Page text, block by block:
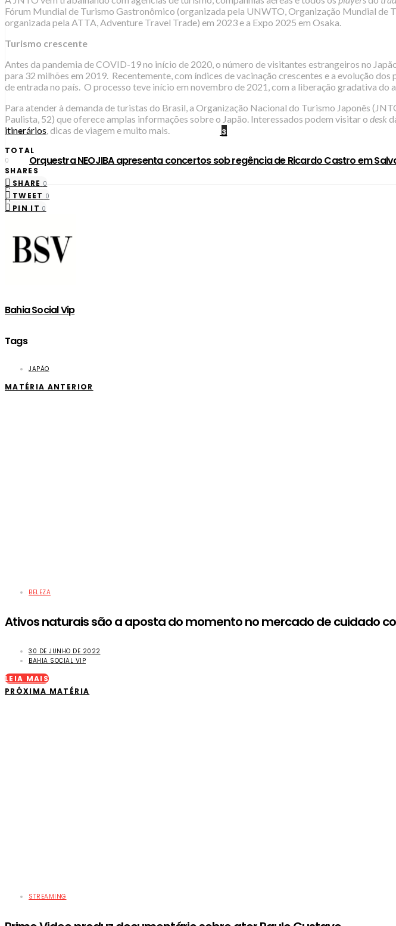
3
Orquestra NEOJIBA apresenta concertos sob regência de Ricardo Castro em
Fórum Mundial de Turismo Gastronômico (organizada pela UNWTO, Organização Mundial de
organizada pela ATTA, Adventure Travel Trade) em 2023 e a Expo 2025 em Osaka.
Turismo crescente
Antes da pandemia de COVID-19 no início de 2020, o número de visitantes estrangeiros no
para 32 milhões em 2019. Recentemente, com índices de vacinação crescentes e a evolução
de entrada no país. O processo teve início em novembro de 2021, com a liberação gradativa do
Para atender à demanda de turistas do Brasil, a Organização Nacional do Turismo Japonês
Paulista, 52) que oferece amplas informações sobre o Japão. Interessados podem visitar o desk
itinerários , dicas de viagem e muito mais.
TOTAL
0
SHARES
SHARE 0
TWEET 0
PIN IT 0
Bahia Social Vip
Tags
JAPÃO
MATÉRIA ANTERIOR
BELEZA
Ativos naturais são a aposta do momento no mercado de cuidado
30 DE JUNHO DE 2022
BAHIA SOCIAL VIP
LEIA MAIS
PRÓXIMA MATÉRIA
STREAMING